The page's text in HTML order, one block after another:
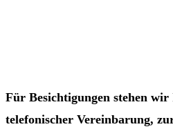
Für Besichtigungen stehen wir
telefonischer Vereinbarung,